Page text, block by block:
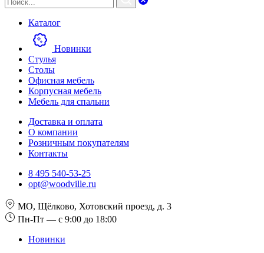
Каталог
Новинки
Стулья
Столы
Офисная мебель
Корпусная мебель
Мебель для спальни
Доставка и оплата
О компании
Розничным покупателям
Контакты
8 495 540-53-25
opt@woodville.ru
МО, Щёлково, Хотовский проезд, д. 3
Пн-Пт — с 9:00 до 18:00
Новинки